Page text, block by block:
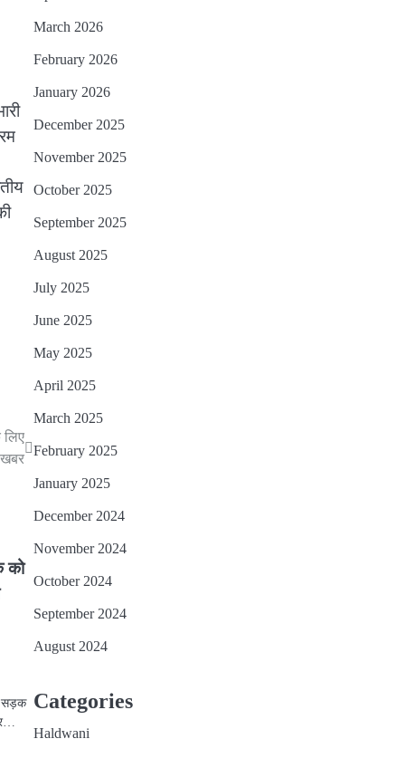
को
सड़क
March 2026
February 2026
January 2026
December 2025
November 2025
October 2025
September 2025
August 2025
July 2025
June 2025
May 2025
April 2025
March 2025
February 2025
January 2025
December 2024
November 2024
October 2024
September 2024
August 2024
Categories
Haldwani